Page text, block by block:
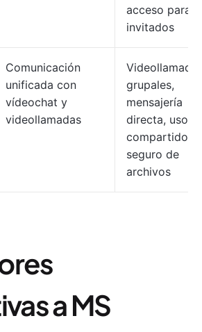
acceso para
invitados
Comunicación
unificada con
vídeochat y
videollamadas
grupales,
mensajería
directa, uso
compartido
seguro de
archivos
a MS